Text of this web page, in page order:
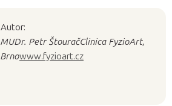
Autor:
MUDr. Petr ŠtouračClinica FyzioArt,
Brnowww.fyzioart.cz